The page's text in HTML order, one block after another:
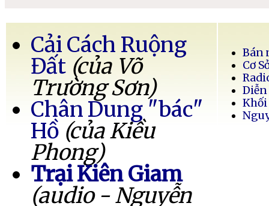
Cải Cách Ruộng
Đất (của Võ
Trường Sơn)
Chân Dung "bác"
Hồ (của Kiều
Phong)
Trại Kiên Giam
(audio - Nguyễn
Bán
Cơ
Khối